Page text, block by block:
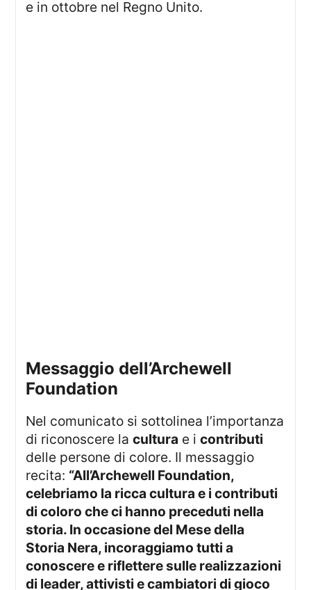
e in ottobre nel Regno Unito.
Messaggio dell’Archewell
Foundation
Nel comunicato si sottolinea l’importanza
di riconoscere lacultura e icontributi
delle persone di colore. Il messaggio
recita: “All’Archewell Foundation,
celebriamo la ricca cultura e i contributi
di coloro che ci hanno preceduti nella
storia. In occasione del Mese della
Storia Nera, incoraggiamo tutti a
conoscere e riflettere sulle realizzazioni
di leader, attivisti e cambiatori di gioco